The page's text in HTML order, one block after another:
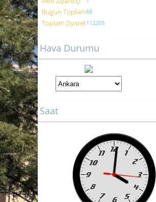
Bugün Toplam68
Toplam Ziyaret112203
Hava Durumu
Saat